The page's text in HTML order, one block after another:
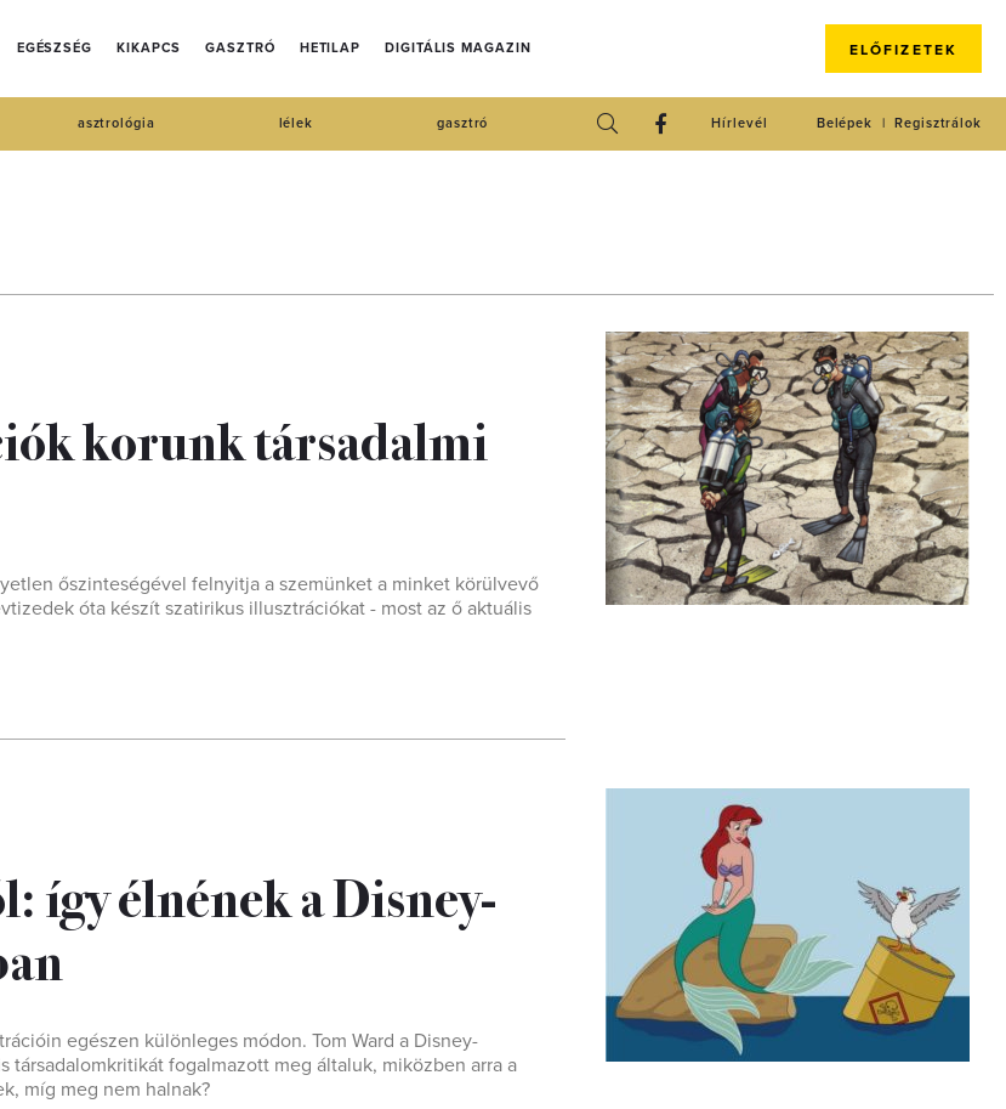
EGÉSZSÉG KIKAPCS GASZTRÓ HETILAP DIGITÁLIS MAGAZIN ELŐFIZETEK
asztrológia lélek gasztró Regisztrálok
Belépek
Hírlevél
korunk társadalmi
őszinteségével felnyitja a szemünket a minket körülvevő
óta készít szatirikus illusztrációkat - most az ő aktuális
így élnének a Disney-
egészen különleges módon. Tom Ward a Disney-
fogalmazott meg általuk, miközben arra a
míg meg nem halnak?